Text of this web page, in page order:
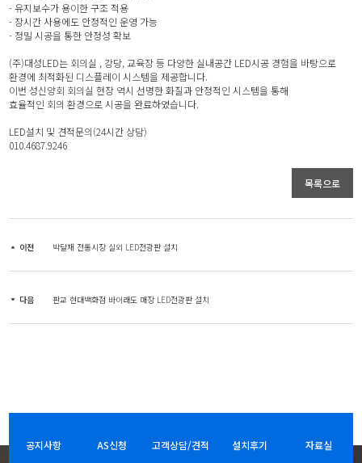
- 유지보수가 용이한 구조 적용
- 장시간 사용에도 안정적인 운영 가능
- 정밀 시공을 통한 안정성 확보
(주)대성LED는 회의실 , 강당, 교육장 등 다양한 실내공간 LED시공 경험을 바탕으로
환경에 최적화된 디스플레이 시스템을 제공합니다.
이번 성신양회 회의실 현장 역시 선명한 화질과 안정적인 시스템을 통해
효율적인 회의 환경으로 시공을 완료하였습니다.
LED설치 및 견적문의(24시간 상담)
010.4687.9246
목록으로
이전 박달재 전통시장 실외 LED전광판 설치
다음 판교 현대백화점 바이래도 매장 LED전광판 설치
공지사항 AS신청 고객상담/견적 설치후기 자료실